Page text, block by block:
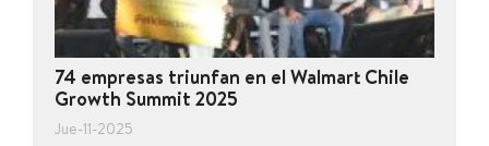
74 empresas triunfan en el Walmart Chile
Growth Summit 2025
Jue-11-2025